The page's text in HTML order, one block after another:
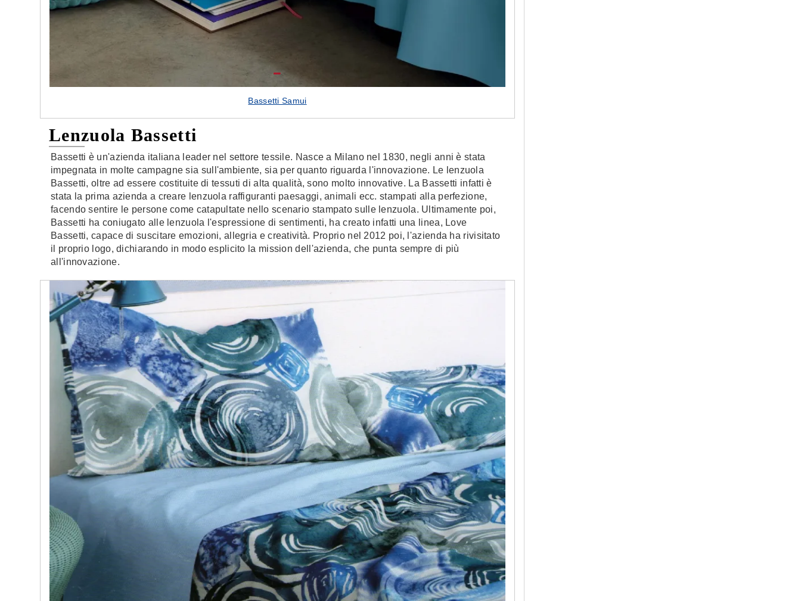
Bassetti Samui
Lenzuola Bassetti
Bassetti è un'azienda italiana leader nel settore tessile. Nasce a Milano nel 1830, negli anni è stata
impegnata in molte campagne sia sull'ambiente, sia per quanto riguarda l'innovazione. Le lenzuola
Bassetti, oltre ad essere costituite di tessuti di alta qualità, sono molto innovative. La Bassetti infatti è
stata la prima azienda a creare lenzuola raffiguranti paesaggi, animali ecc. stampati alla perfezione,
facendo sentire le persone come catapultate nello scenario stampato sulle lenzuola. Ultimamente poi,
Bassetti ha coniugato alle lenzuola l'espressione di sentimenti, ha creato infatti una linea, Love
Bassetti, capace di suscitare emozioni, allegria e creatività. Proprio nel 2012 poi, l'azienda ha rivisitato
il proprio logo, dichiarando in modo esplicito la mission dell'azienda, che punta sempre di più
all'innovazione.